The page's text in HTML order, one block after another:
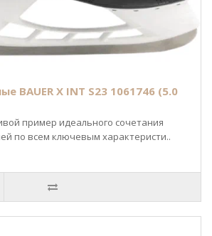
BAUER X INT S23 1061746 (5.0
пример идеального сочетания
по всем ключевым характеристи..